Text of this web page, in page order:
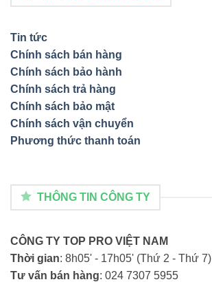
Tin tức
Chính sách bán hàng
Chính sách bảo hành
Chính sách trả hàng
Chính sách bảo mật
Chính sách vận chuyển
Phương thức thanh toán
THÔNG TIN CÔNG TY
CÔNG TY TOP PRO VIỆT NAM
Thời gian: 8h05' - 17h05' (Thứ 2 - Thứ 7)
Tư vấn bán hàng: 024 7307 5955